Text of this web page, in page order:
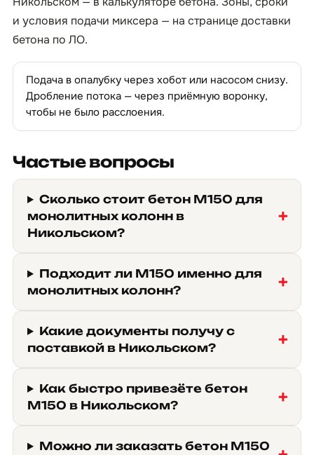
и условия подачи миксера — на страницедоставки
бетона по ЛО.
Подача в опалубку через хобот или насосом снизу.
Дробление потока — через приёмную воронку,
чтобы не было расслоения.
Частые вопросы
Сколько стоит бетон М150 для
монолитных колонн в
Никольском?
Подходит ли М150 именно для
монолитных колонн?
Какие документы получу с
поставкой в Никольском?
Как быстро привезёте бетон
М150 в Никольском?
Можно ли заказать бетон М150